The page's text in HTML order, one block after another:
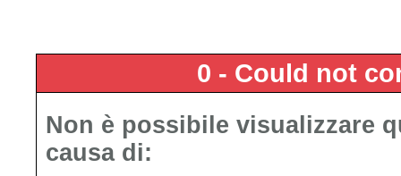
0 - Could not
Non è possibile visualizzare
causa di: